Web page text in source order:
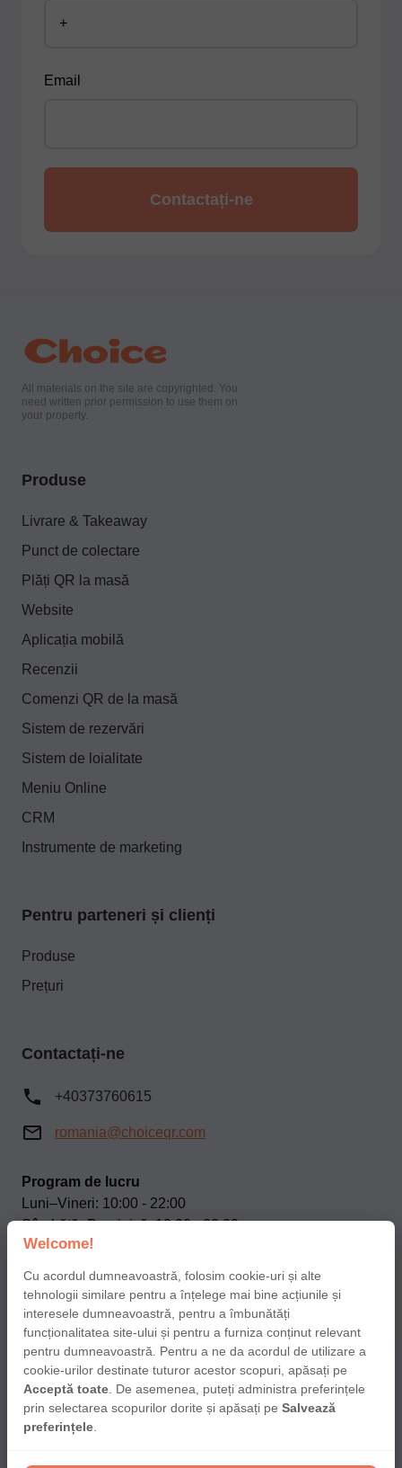
Email
All materials on the site are copyrighted. You
need written prior permission to use them on
your property.
Produse
Livrare & Takeaway
Punct de colectare
Plăți QR la masă
Website
Aplicația mobilă
Recenzii
Comenzi QR de la masă
Sistem de rezervări
Sistem de loialitate
Meniu Online
CRM
Instrumente de marketing
Pentru parteneri și clienți
Produse
Prețuri
Contactați-ne
+40373760615
romania@choiceqr.com
Program de lucru
Luni–Vineri: 10:00 - 22:00
Sâmbătă–Duminică: 10:00 - 22:00
Rețelele noastre sociale
Termeni de utilizare a aplicației Choice pentru parteneri
Welcome!
Cu acordul dumneavoastră, folosim cookie-uri și alte
tehnologii similare pentru a înțelege mai bine acțiunile și
interesele dumneavoastră, pentru a îmbunătăți
funcționalitatea site-ului și pentru a furniza conținut relevant
pentru dumneavoastră. Pentru a ne da acordul de utilizare a
cookie-urilor destinate tuturor acestor scopuri, apăsați pe
Acceptă toate. De asemenea, puteți administra preferințele
prin selectarea scopurilor dorite și apăsați pe Salvează
preferințele.